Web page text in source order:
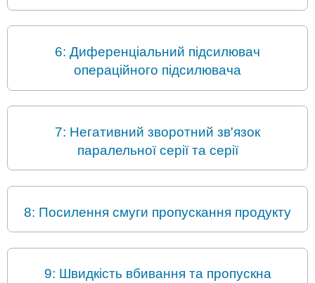
6: Диференціальний підсилювач
операційного підсилювача
7: Негативний зворотний зв'язок
паралельної серії та серії
8: Посилення смуги пропускання продукту
9: Швидкість вбивання та пропускна